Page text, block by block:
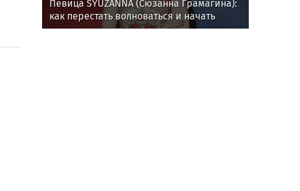
Певица SYUZANNA (Сюзанна Грамагина):
как перестать волноваться и начать
говорить спокойно